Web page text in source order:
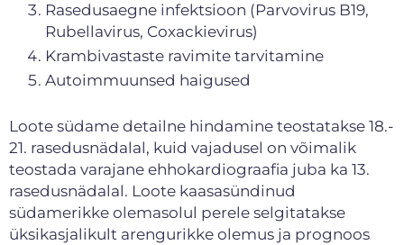
Rasedusaegne infektsioon (Parvovirus B19,
Rubellavirus, Coxackievirus)
Krambivastaste ravimite tarvitamine
Autoimmuunsed haigused
Loote südame detailne hindamine teostatakse 18.-
21. rasedusnädalal, kuid vajadusel on võimalik
teostada varajane ehhokardiograafia juba ka 13.
rasedusnädalal. Loote kaasasündinud
südamerikke olemasolul perele selgitatakse
üksikasjalikult arengurikke olemus ja prognoos